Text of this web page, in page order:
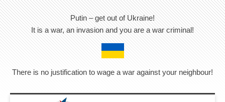
Putin – get out of Ukraine!
It is a war, an invasion and you are a war criminal!
There is no justification to wage a war against your neighbour!